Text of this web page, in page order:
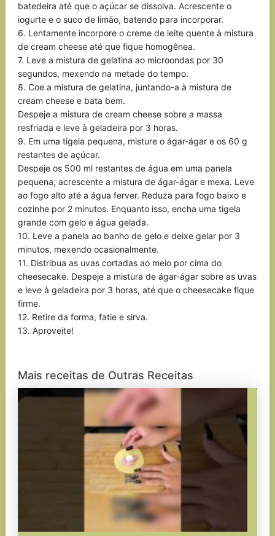
batedeira até que o açúcar se dissolva. Acrescente o
iogurte e o suco de limão, batendo para incorporar.
6. Lentamente incorpore o creme de leite quente à mistura
de cream cheese até que fique homogênea.
7. Leve a mistura de gelatina ao microondas por 30
segundos, mexendo na metade do tempo.
8. Coe a mistura de gelatina, juntando-a à mistura de
cream cheese e bata bem.
Despeje a mistura de cream cheese sobre a massa
resfriada e leve à geladeira por 3 horas.
9. Em uma tigela pequena, misture o ágar-ágar e os 60 g
restantes de açúcar.
Despeje os 500 ml restantes de água em uma panela
pequena, acrescente a mistura de ágar-ágar e mexa. Leve
ao fogo alto até a água ferver. Reduza para fogo baixo e
cozinhe por 2 minutos. Enquanto isso, encha uma tigela
grande com gelo e água gelada.
10. Leve a panela ao banho de gelo e deixe gelar por 3
minutos, mexendo ocasionalmente.
11. Distribua as uvas cortadas ao meio por cima do
cheesecake. Despeje a mistura de ágar-ágar sobre as uvas
e leve à geladeira por 3 horas, até que o cheesecake fique
firme.
12. Retire da forma, fatie e sirva.
13. Aproveite!
Mais receitas de Outras Receitas